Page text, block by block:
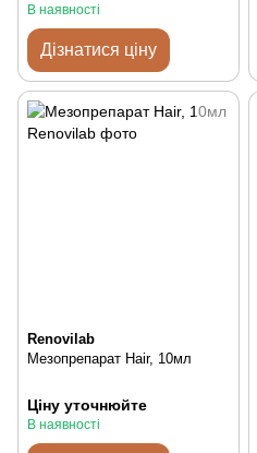
В наявності
Дізнатися ціну
Renovilab
Мезопрепарат Hair, 10мл
Ціну уточнюйте
В наявності